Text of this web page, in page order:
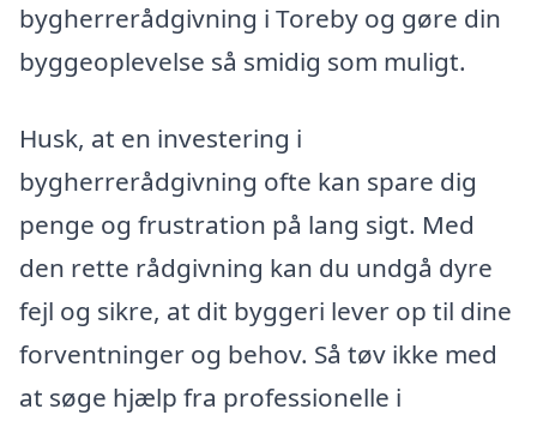
bygherrerådgivning i Toreby og gøre din
byggeoplevelse så smidig som muligt.
Husk, at en investering i
bygherrerådgivning ofte kan spare dig
penge og frustration på lang sigt. Med
den rette rådgivning kan du undgå dyre
fejl og sikre, at dit byggeri lever op til dine
forventninger og behov. Så tøv ikke med
at søge hjælp fra professionelle i